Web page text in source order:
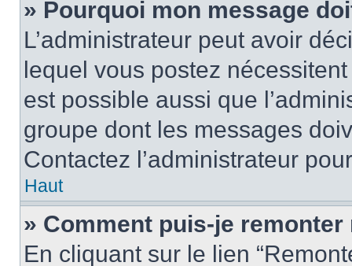
» Pourquoi mon message
L’administrateur peut avoir
lequel vous postez
est possible aussi que
groupe dont les messages
Contactez l’administrateur
Haut
» Comment puis-je
En cliquant sur le lien